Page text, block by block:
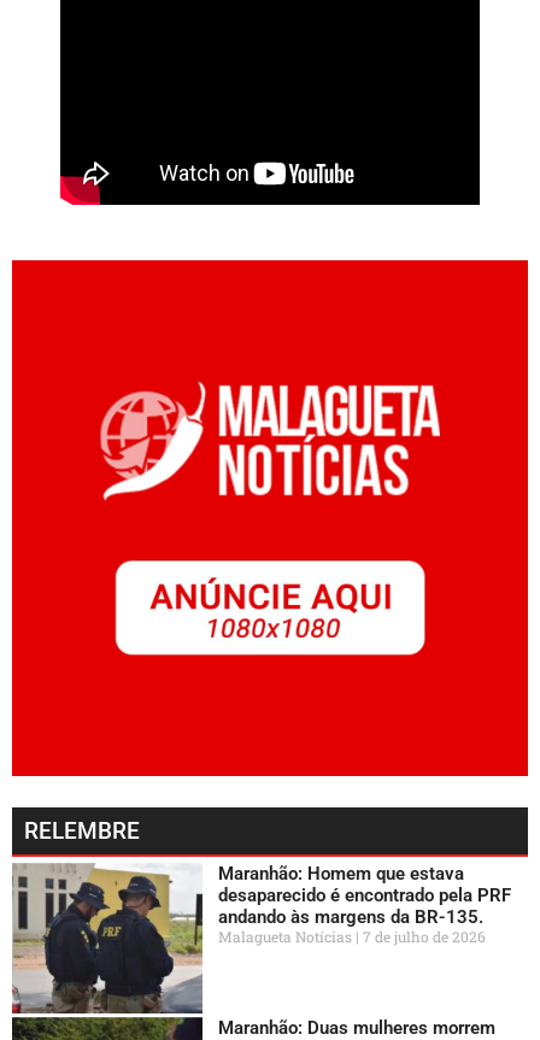
RELEMBRE
Maranhão: Homem que estava
desaparecido é encontrado pela PRF
andando às margens da BR-135.
Malagueta Notícias 7 de julho de 2026
Maranhão: Duas mulheres morrem